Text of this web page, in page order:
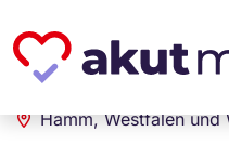
akut... Medizinische
Erzieher (m/
Hamm, Westfalen und